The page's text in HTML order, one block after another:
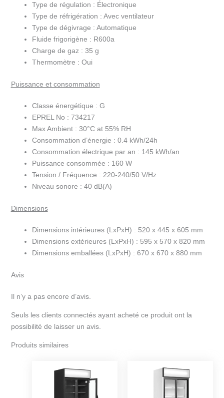
Type de régulation : Électronique
Type de réfrigération : Avec ventilateur
Type de dégivrage : Automatique
Fluide frigorigène : R600a
Charge de gaz : 35 g
Thermomètre : Oui
Puissance et consommation
Classe énergétique : G
EPREL No : 734217
Max Ambient : 30°C at 55% RH
Consommation d’énergie : 0.4 kWh/24h
Consommation électrique par an : 145 kWh/an
Puissance consommée : 160 W
Tension / Fréquence : 220-240/50 V/Hz
Niveau sonore : 40 dB(A)
Dimensions
Dimensions intérieures (LxPxH) : 520 x 445 x 605 mm
Dimensions extérieures (LxPxH) : 595 x 570 x 820 mm
Dimensions emballées (LxPxH) : 670 x 670 x 880 mm
Avis
Il n’y a pas encore d’avis.
Seuls les clients connectés ayant acheté ce produit ont la
possibilité de laisser un avis.
Produits similaires